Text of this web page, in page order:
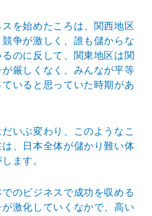
を始めたころは、関西地区
争が激しく、誰も儲からな
のに反して、関東地区は関
厳しくなく、みんなが平等
いると思っていた時期があ
いぶ変わり、このようなこ
、日本全体が儲かり難い体
ます。
のビジネスで成功を収める
激化していくなかで、高い